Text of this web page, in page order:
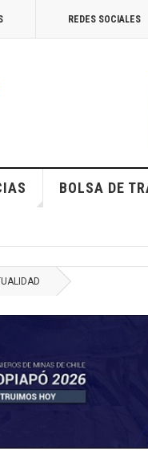
REDES SOCIALES
BOLSA DE